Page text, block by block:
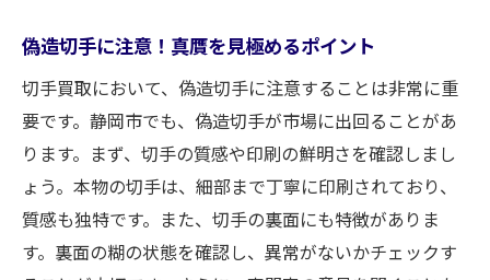
偽造切手に注意！真贋を見極めるポイント
切手買取において、偽造切手に注意することは非常に重
要です。静岡市でも、偽造切手が市場に出回ることがあ
ります。まず、切手の質感や印刷の鮮明さを確認しまし
ょう。本物の切手は、細部まで丁寧に印刷されており、
質感も独特です。また、切手の裏面にも特徴がありま
す。裏面の糊の状態を確認し、異常がないかチェックす